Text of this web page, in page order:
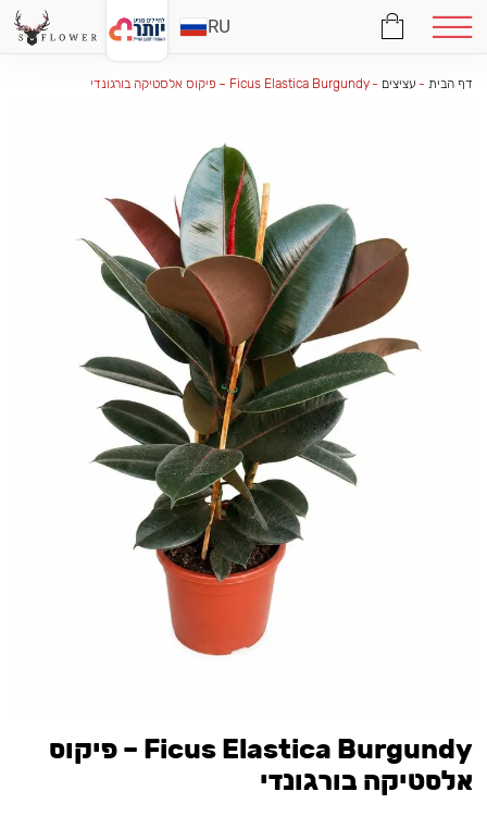
דף הבית - עציצים -Ficus Elastica Burgundy – פיקוס אלסטיקה בורגונדי
Ficus Elastica Burgundy – פיקוס
אלסטיקה בורגונדי
RU